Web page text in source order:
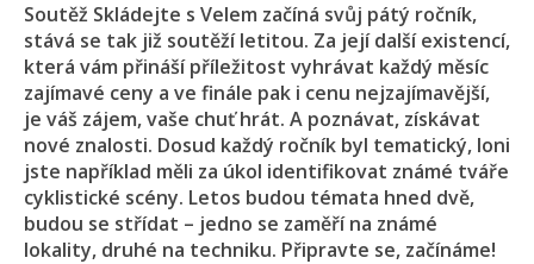
Soutěž Skládejte s Velem začíná svůj pátý ročník,
stává se tak již soutěží letitou. Za její další existencí,
která vám přináší příležitost vyhrávat každý měsíc
zajímavé ceny a ve finále pak i cenu nejzajímavější,
je váš zájem, vaše chuť hrát. A poznávat, získávat
nové znalosti. Dosud každý ročník byl tematický, loni
jste například měli za úkol identifikovat známé tváře
cyklistické scény. Letos budou témata hned dvě,
budou se střídat – jedno se zaměří na známé
lokality, druhé na techniku. Připravte se, začínáme!